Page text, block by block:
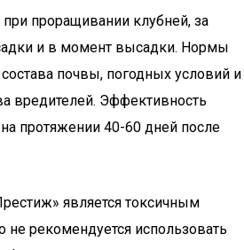
проращивании клубней, за
и в момент высадки. Нормы
почвы, погодных условий и
вредителей. Эффективность
на протяжении 40-60 дней после
является токсичным
не рекомендуется использовать